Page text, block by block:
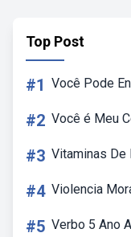
Top Post
#1 Você Pode
#2 Você é Meu
#3 Vitaminas De
#4 Violencia
#5 Verbo 5 Ano